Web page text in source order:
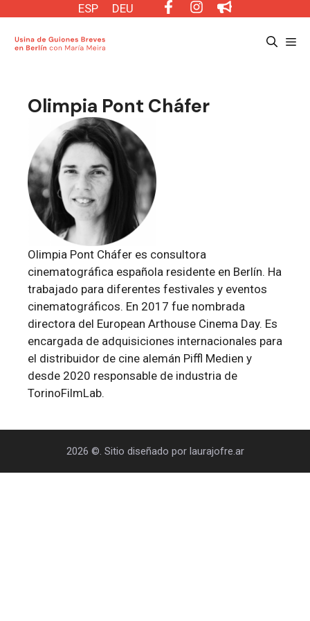
contenido
ESP DEU
Olimpia Pont Cháfer
Olimpia Pont Cháfer es consultora
cinematográfica española residente en Berlín. Ha
trabajado para diferentes festivales y eventos
cinematográficos. En 2017 fue nombrada
directora del European Arthouse Cinema Day. Es
encargada de adquisiciones internacionales para
el distribuidor de cine alemán Piffl Medien y
desde 2020 responsable de industria de
TorinoFilmLab.
2026 ©. Sitio diseñado por laurajofre.ar